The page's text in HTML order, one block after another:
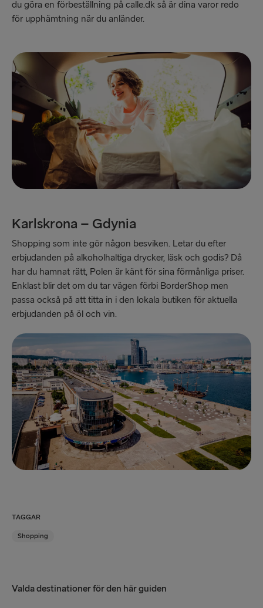
du göra en förbeställning på calle.dk så är dina varor redo
för upphämtning när du anländer.
Karlskrona – Gdynia
Shopping som inte gör någon besviken. Letar du efter
erbjudanden på alkoholhaltiga drycker, läsk och godis? Då
har du hamnat rätt, Polen är känt för sina förmånliga priser.
Enklast blir det om du tar vägen förbi BorderShop men
passa också på att titta in i den lokala butiken för aktuella
erbjudanden på öl och vin.
TAGGAR
Shopping
Valda destinationer för den här guiden